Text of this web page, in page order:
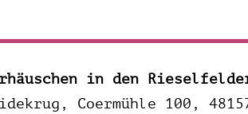
in den
Coermühle 100,